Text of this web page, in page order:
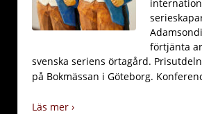
förtjänta
svenska seriens örtagård.
på Bokmässan i Göteborg.
Läs mer ›